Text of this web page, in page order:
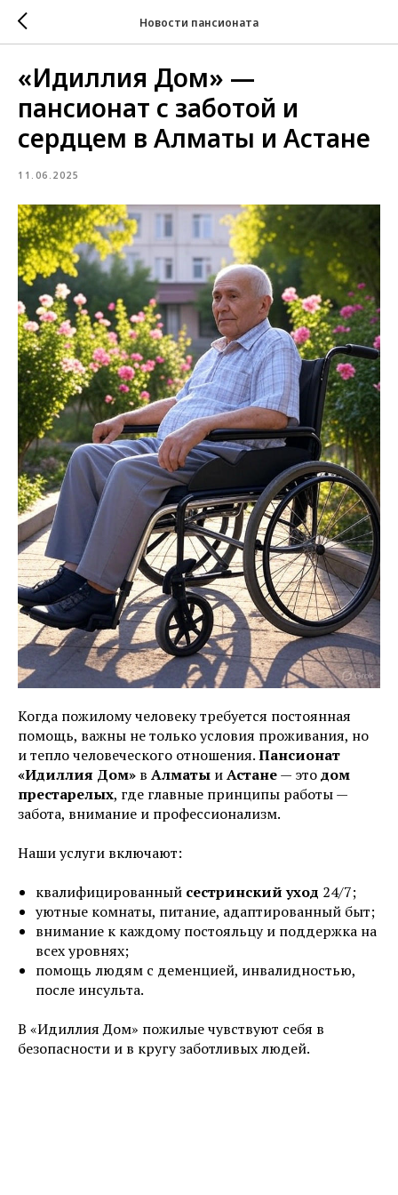
Новости пансионата
«Идиллия Дом» —
пансионат с заботой и
сердцем в Алматы и Астане
11.06.2025
Когда пожилому человеку требуется постоянная
помощь, важны не только условия проживания, но
и тепло человеческого отношения.Пансионат
«Идиллия Дом» в Алматы иАстане— этодом
престарелых, где главные принципы работы —
забота, внимание и профессионализм.
Наши услуги включают:
квалифицированный сестринский уход 24/7;
уютные комнаты, питание, адаптированный быт;
внимание к каждому постояльцу и поддержка на
всех уровнях;
помощь людям с деменцией, инвалидностью,
после инсульта.
В «Идиллия Дом» пожилые чувствуют себя в
безопасности и в кругу заботливых людей.